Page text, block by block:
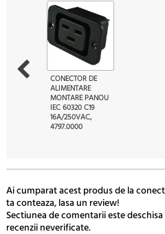
CONECTOR DE
ALIMENTARE
MONTARE PANOU
IEC 60320 C19
16A/250VAC,
4797.0000
Ai cumparat acest produs de la
ta conteaza, lasa un review!
Sectiunea de comentarii este
recenzii neverificate.